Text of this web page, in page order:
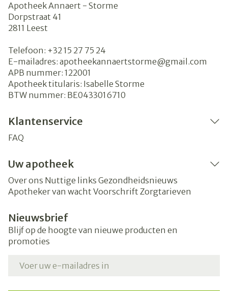
Apotheek Annaert - Storme
Dorpstraat 41
2811 Leest
Telefoon: +32 15 27 75 24
E-mailadres: apotheekannaertstorme@gmail.com
APB nummer: 122001
Apotheek titularis: Isabelle Storme
BTW nummer: BE0433016710
Klantenservice
FAQ
Uw apotheek
Over ons Nuttige links Gezondheidsnieuws
Apotheker van wacht Voorschrift Zorgtarieven
Nieuwsbrief
Blijf op de hoogte van nieuwe producten en
promoties